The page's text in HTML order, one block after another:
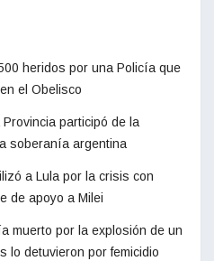
heridos por una Policía que
el Obelisco
participó de la
soberanía argentina
a Lula por la crisis con
de apoyo a Milei
muerto por la explosión de un
lo detuvieron por femicidio